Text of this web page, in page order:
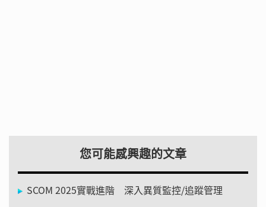
您可能感興趣的文章
SCOM 2025實戰進階 深入異質監控/追蹤管理